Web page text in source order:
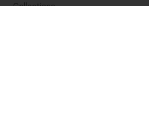
Collections